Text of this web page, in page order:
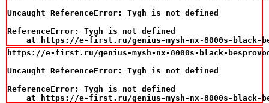
Uncaught ReferenceError: Tygh is not defined
ReferenceError: Tygh is not defined
at https://e-first.ru/genius-mysh-nx-8000s-
https://e-first.ru/genius-mysh-nx-8000s-black-
Uncaught ReferenceError: Tygh is not defined
ReferenceError: Tygh is not defined
at https://e-first.ru/genius-mysh-nx-8000s-